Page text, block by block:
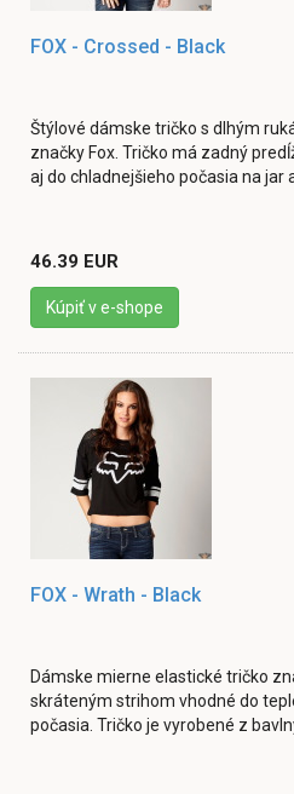
FOX - Crossed - Black
Štýlové dámske tričko s dlhým
značky Fox. Tričko má zadný
aj do chladnejšieho počasia na jar
46.39 EUR
Kúpiť v e-shope
FOX - Wrath - Black
Dámske mierne elastické tričko
skráteným strihom vhodné do
počasia. Tričko je vyrobené z